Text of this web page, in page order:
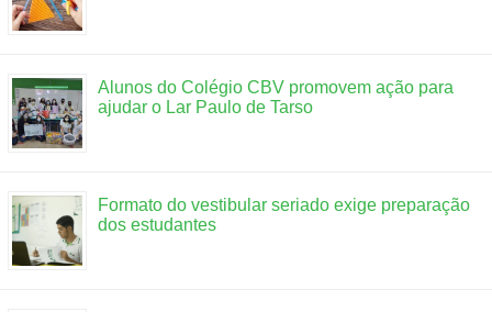
Alunos do Colégio CBV promovem ação para
ajudar o Lar Paulo de Tarso
Formato do vestibular seriado exige preparação
dos estudantes